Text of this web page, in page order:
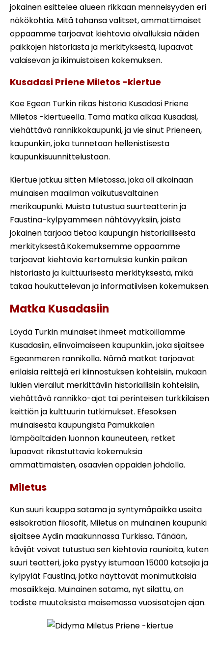
jokainen esittelee alueen rikkaan menneisyyden eri
näkökohtia. Mitä tahansa valitset, ammattimaiset
oppaamme tarjoavat kiehtovia oivalluksia näiden
paikkojen historiasta ja merkityksestä, lupaavat
valaisevan ja ikimuistoisen kokemuksen.
Kusadasi Priene Miletos -kiertue
Koe Egean Turkin rikas historia Kusadasi Priene
Miletos -kiertueella. Tämä matka alkaa Kusadasi,
viehättävä rannikkokaupunki, ja vie sinut Prieneen,
kaupunkiin, joka tunnetaan hellenistisesta
kaupunkisuunnittelustaan.
Kiertue jatkuu sitten Miletossa, joka oli aikoinaan
muinaisen maailman vaikutusvaltainen
merikaupunki. Muista tutustua suurteatterin ja
Faustina-kylpyammeen nähtävyyksiin, joista
jokainen tarjoaa tietoa kaupungin historiallisesta
merkityksestä.Kokemuksemme oppaamme
tarjoavat kiehtovia kertomuksia kunkin paikan
historiasta ja kulttuurisesta merkityksestä, mikä
takaa houkuttelevan ja informatiivisen kokemuksen.
Matka Kusadasiin
Löydä Turkin muinaiset ihmeet matkoillamme
Kusadasiin, elinvoimaiseen kaupunkiin, joka sijaitsee
Egeanmeren rannikolla. Nämä matkat tarjoavat
erilaisia reittejä eri kiinnostuksen kohteisiin, mukaan
lukien vierailut merkittäviin historiallisiin kohteisiin,
viehättävä rannikko-ajot tai perinteisen turkkilaisen
keittiön ja kulttuurin tutkimukset. Efesoksen
muinaisesta kaupungista Pamukkalen
lämpöaltaiden luonnon kauneuteen, retket
lupaavat rikastuttavia kokemuksia
ammattimaisten, osaavien oppaiden johdolla.
Miletus
Kun suuri kauppa satama ja syntymäpaikka useita
esisokratian filosofit, Miletus on muinainen kaupunki
sijaitsee Aydin maakunnassa Turkissa. Tänään,
kävijät voivat tutustua sen kiehtovia raunioita, kuten
suuri teatteri, joka pystyy istumaan 15000 katsojia ja
kylpylät Faustina, jotka näyttävät monimutkaisia
mosaiikkeja. Muinainen satama, nyt silattu, on
todiste muutoksista maisemassa vuosisatojen ajan.